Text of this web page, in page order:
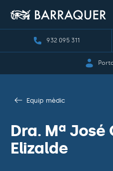
932 095 311
Equip mèdic
Dra. Mª
Elizalde